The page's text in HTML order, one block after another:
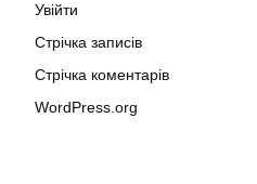
Увійти
Стрічка записів
Стрічка коментарів
WordPress.org